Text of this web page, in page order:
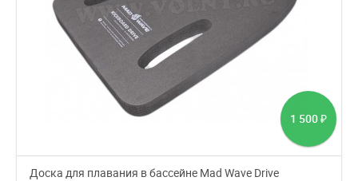
1 500 ₽
Доска для плавания в бассейне Mad Wave Drive